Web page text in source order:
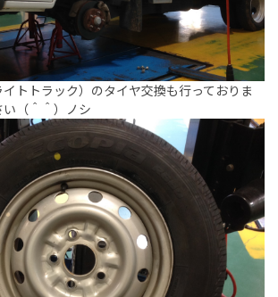
トトラック）のタイヤ交換も行っておりま
（＾＾）ノシ